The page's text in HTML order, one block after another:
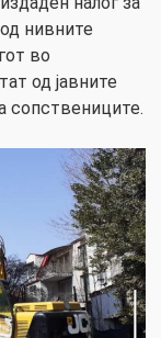
нивните
во
од јавните
сопствениците.